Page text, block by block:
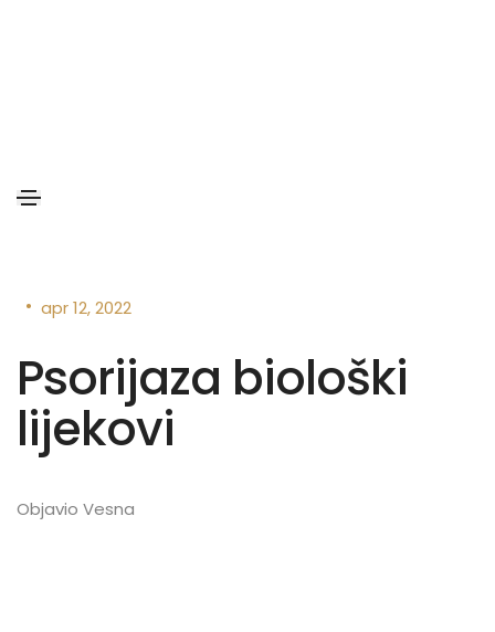
• apr 12, 2022
Psorijaza biološki
lijekovi
Objavio Vesna